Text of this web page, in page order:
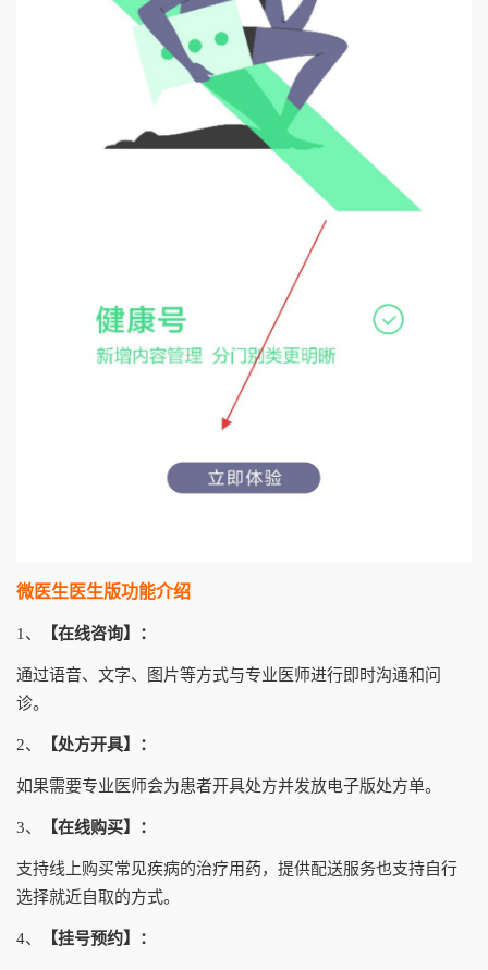
微医生医生版功能介绍
1、 【在线咨询】：
通过语音、文字、图片等方式与专业医师进行即时沟通和问
诊。
2、 【处方开具】：
如果需要专业医师会为患者开具处方并发放电子版处方单。
3、 【在线购买】：
支持线上购买常见疾病的治疗用药，提供配送服务也支持自行
选择就近自取的方式。
4、 【挂号预约】：